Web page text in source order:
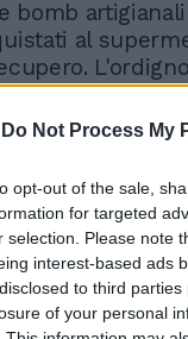
Do Not Process My
opt-out of the sale,
for targeted
selection. Please note
interest-based ads
to third
of your personal
bomb
al
e
Per renderli
chiodi e
l'effetto
vittime, né
azioni sono
degli animali.
con altre
Huntigtdon